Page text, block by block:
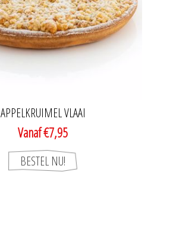
APPELKRUIMEL VLAAI
Vanaf €7,95